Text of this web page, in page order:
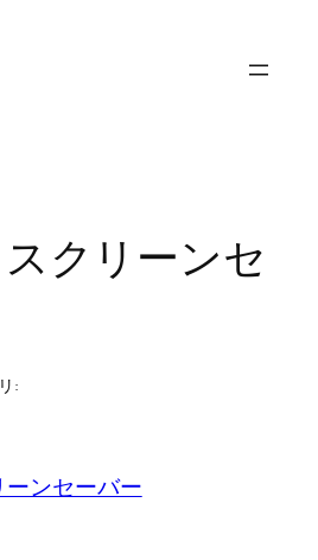
クリーンセ
: